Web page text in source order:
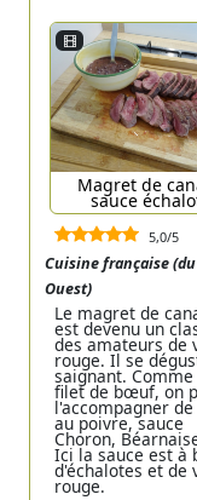
Magret de
sauce
5,0/5
Cuisine française
Ouest)
Le magret de
est devenu un
des amateurs de
rouge. Il se
saignant. Comme
filet de bœuf, on
l'accompagner de
au poivre, sauce
Choron,
Ici la sauce est à
d'échalotes et de
rouge.